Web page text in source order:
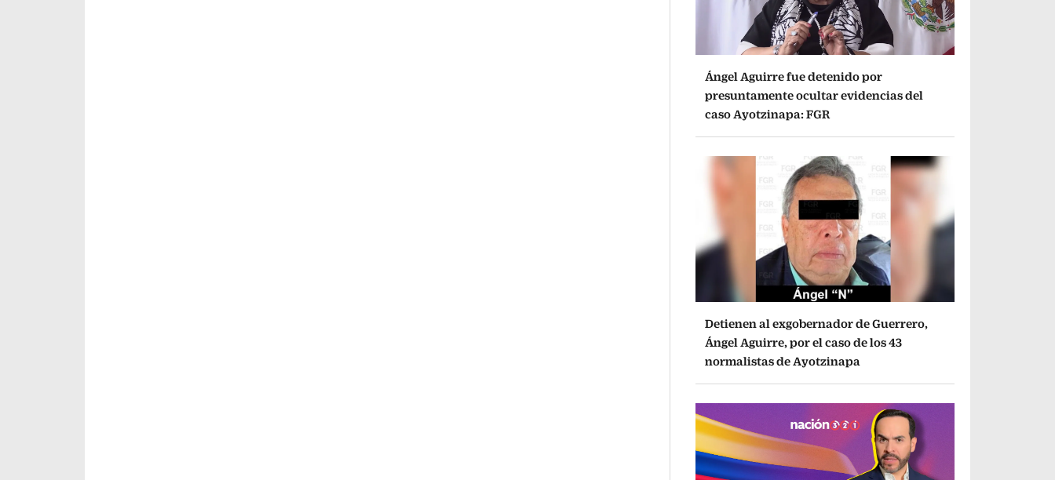
Ángel Aguirre fue detenido por
presuntamente ocultar evidencias del
caso Ayotzinapa: FGR
Detienen al exgobernador de Guerrero,
Ángel Aguirre, por el caso de los 43
normalistas de Ayotzinapa